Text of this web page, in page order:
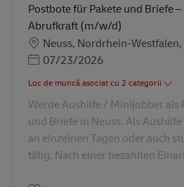
Postbote für Pakete und Briefe
Abrufkraft (m/w/d)
Locație
Neuss, Nordrhein-
Posted Date
07/23/2026
Loc de muncă asociat cu 2 categorii
Werde Aushilfe / Minijobber als
und Briefe in Neuss. Als
an einzelnen Tagen oder auch
tätig. Nach einer bezahlten